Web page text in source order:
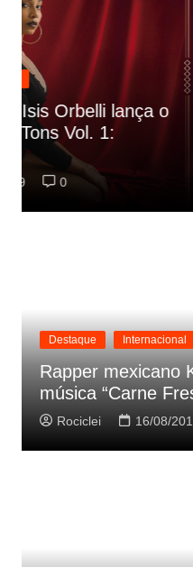
Destaque Lançamentos
Rashid vai buscar
referencias do
música
Rociclei 22/01/
Destaque Internacional
Rapper mexicano
música “Carne
Rociclei 16/08/